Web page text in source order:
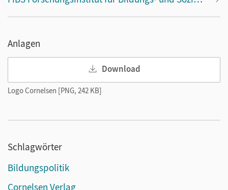
Anlagen
Download
Logo Cornelsen [PNG, 242 KB]
Schlagwörter
Bildungspolitik
Cornelsen Verlag